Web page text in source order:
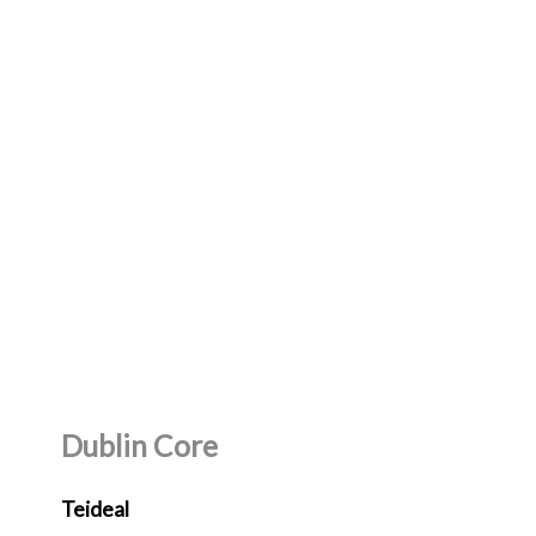
Dublin Core
Teideal